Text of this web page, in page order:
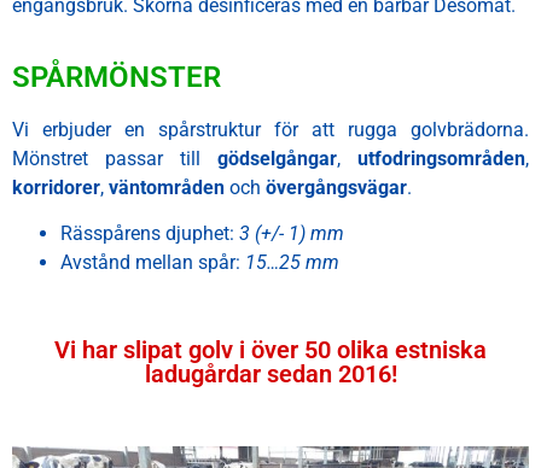
engångsbruk. Skorna desinficeras med en bärbar Desomat.
SPÅRMÖNSTER
Vi erbjuder en spårstruktur för att rugga golvbrädorna.
Mönstret passar till gödselgångar, utfodringsområden,
korridorer, väntområden och övergångsvägar.
Rässpårens djuphet: 3 (+/- 1) mm
Avstånd mellan spår: 15…25 mm
Vi har slipat golv i över 50 olika estniska
ladugårdar sedan 2016!